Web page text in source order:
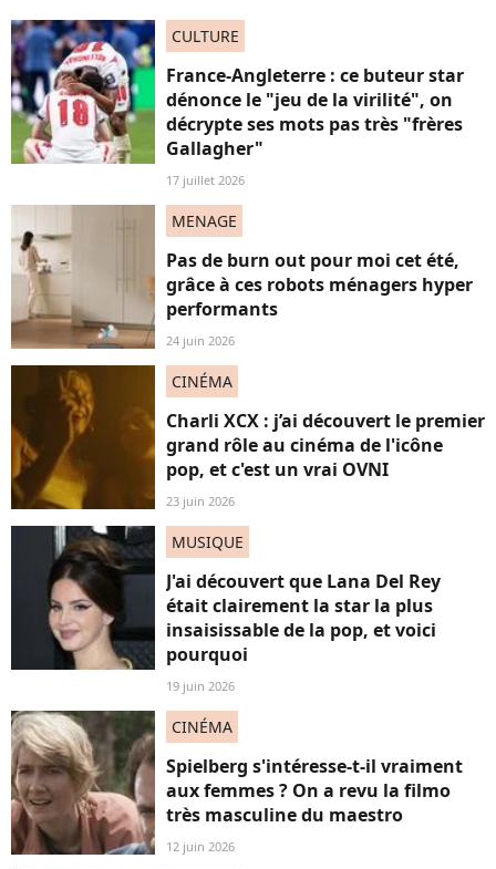
CULTURE
France-Angleterre : ce buteur star
dénonce le "jeu de la virilité", on
décrypte ses mots pas très "frères
Gallagher"
17 juillet 2026
MENAGE
Pas de burn out pour moi cet été,
grâce à ces robots ménagers hyper
performants
24 juin 2026
CINÉMA
Charli XCX : j’ai découvert le premier
grand rôle au cinéma de l'icône
pop, et c'est un vrai OVNI
23 juin 2026
MUSIQUE
J'ai découvert que Lana Del Rey
était clairement la star la plus
insaisissable de la pop, et voici
pourquoi
19 juin 2026
CINÉMA
Spielberg s'intéresse-t-il vraiment
aux femmes ? On a revu la filmo
très masculine du maestro
12 juin 2026